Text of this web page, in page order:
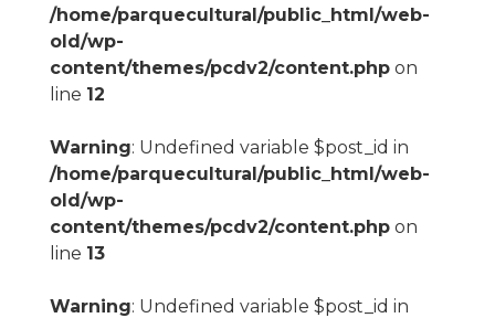
/home/parquecultural/public_html/web-
old/wp-
content/themes/pcdv2/content.phpon
line 12
Warning: Undefined variable $post_id in
/home/parquecultural/public_html/web-
old/wp-
content/themes/pcdv2/content.phpon
line 13
Warning: Undefined variable $post_id in